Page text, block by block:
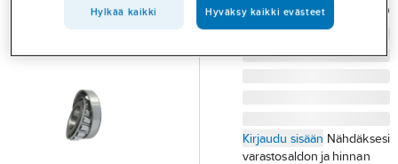
tuotenumero:
613506550
Kirjaudu sisään Nähdäksesi
varastosaldon ja hinnan
Hylkää kaikki Hyväksy kaikki evästeet